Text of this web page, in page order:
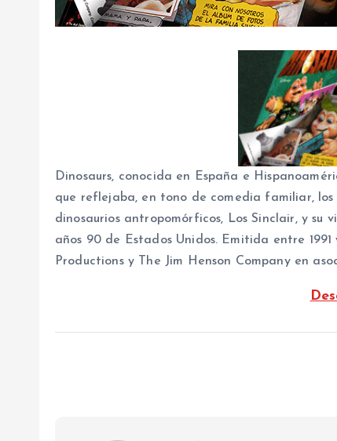
Dinosaurs, conocida en España e
que reflejaba, en tono de comedia familiar,
dinosaurios antropomórficos, Los Sinclair, y
años 90 de Estados Unidos. Emitida entre
Productions y The Jim Henson Company en